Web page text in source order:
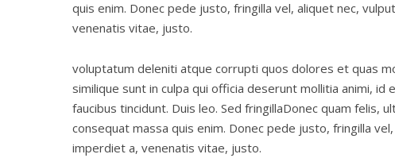
quis enim. Donec pede justo, fringilla vel, aliquet nec,
venenatis vitae, justo.
voluptatum deleniti atque corrupti quos dolores et quas
similique sunt in culpa qui officia deserunt mollitia animi,
faucibus tincidunt. Duis leo. Sed fringillaDonec quam felis,
consequat massa quis enim. Donec pede justo, fringilla
imperdiet a, venenatis vitae, justo.